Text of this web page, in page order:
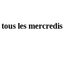
les mercredis